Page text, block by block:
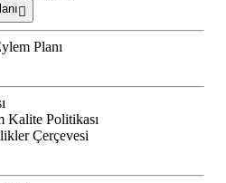
Planı
Kalite Politikası
Çerçevesi